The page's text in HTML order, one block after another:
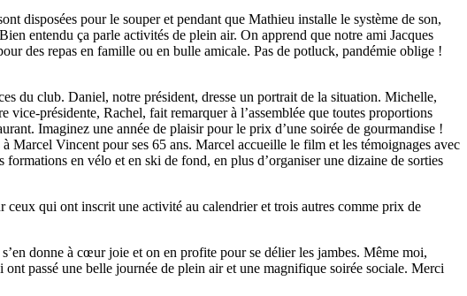
disposées pour le souper et pendant que Mathieu installe le système de son,
entendu ça parle activités de plein air. On apprend que notre ami Jacques
des repas en famille ou en bulle amicale. Pas de potluck, pandémie oblige !
du club. Daniel, notre président, dresse un portrait de la situation. Michelle,
vice-présidente, Rachel, fait remarquer à l’assemblée que toutes proportions
Imaginez une année de plaisir pour le prix d’une soirée de gourmandise !
Marcel Vincent pour ses 65 ans. Marcel accueille le film et les témoignages avec
en vélo et en ski de fond, en plus d’organiser une dizaine de sorties
qui ont inscrit une activité au calendrier et trois autres comme prix de
donne à cœur joie et on en profite pour se délier les jambes. Même moi,
passé une belle journée de plein air et une magnifique soirée sociale. Merci